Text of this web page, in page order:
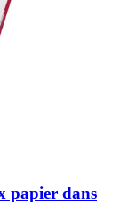
papier dans